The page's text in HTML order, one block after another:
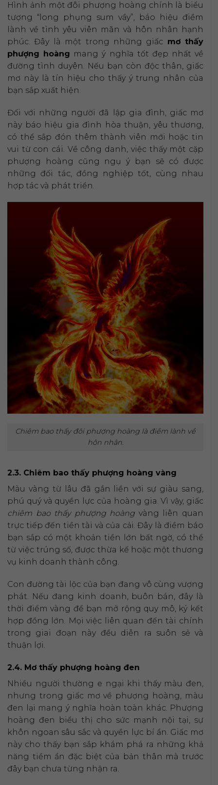
Hình ảnh một đôi phượng hoàng chính là biểu
tượng “long phụng sum vầy”, báo hiệu điềm
lành về tình yêu viên mãn và hôn nhân hạnh
phúc. Đây là một trong những giấc mơ thấy
phượng hoàng mang ý nghĩa tốt đẹp nhất về
đường tình duyên. Nếu bạn còn độc thân, giấc
mơ này là tín hiệu cho thấy ý trung nhân của
bạn sắp xuất hiện.
Đối với những người đã lập gia đình, giấc mơ
này báo hiệu gia đình hòa thuận, yêu thương,
có thể sắp đón thêm thành viên mới hoặc tin
vui từ con cái. Về công danh, việc thấy một cặp
phượng hoàng cũng ngụ ý bạn sẽ có được
những đối tác, đồng nghiệp tốt, cùng nhau
hợp tác và phát triển.
Chiêm bao thấy đôi phượng hoàng là điềm lành về
hôn nhân.
2.3. Chiêm bao thấy phượng hoàng vàng
Màu vàng từ lâu đã gắn liền với sự giàu sang,
phú quý và quyền lực của hoàng gia. Vì vậy, giấc
chiêm bao thấy phượng hoàng vàng liên quan
trực tiếp đến tiền tài và của cải. Đây là điềm báo
bạn sắp có một khoản tiền lớn bất ngờ, có thể
từ việc trúng số, được thừa kế hoặc một thương
vụ kinh doanh thành công.
Con đường tài lộc của bạn đang vô cùng vượng
phát. Nếu đang kinh doanh, buôn bán, đây là
thời điểm vàng để bạn mở rộng quy mô, ký kết
hợp đồng lớn. Mọi việc liên quan đến tài chính
trong giai đoạn này đều diễn ra suôn sẻ và
thuận lợi.
2.4. Mơ thấy phượng hoàng đen
Nhiều người thường e ngại khi thấy màu đen,
nhưng trong giấc mơ về phượng hoàng, màu
đen lại mang ý nghĩa hoàn toàn khác. Phượng
hoàng đen biểu thị cho sức mạnh nội tại, sự
khôn ngoan sâu sắc và quyền lực bí ẩn. Giấc mơ
này cho thấy bạn sắp khám phá ra những khả
năng tiềm ẩn đặc biệt của bản thân mà trước
đây bạn chưa từng nhận ra.